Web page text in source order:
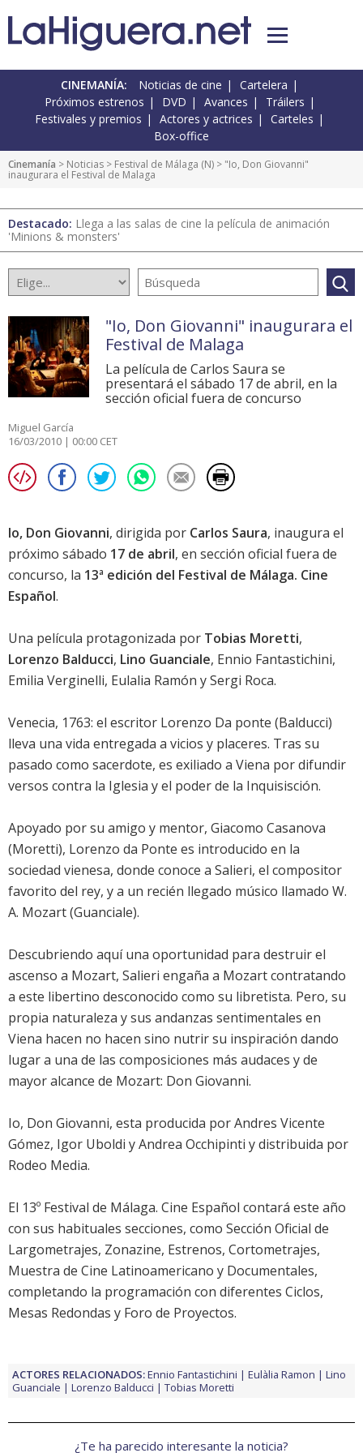
CINEMANÍA: Noticias de cine
Cartelera
Próximos estrenos
DVD Avances
Tráilers
Festivales y premios
Actores y actrices
Carteles
Box-office
Cinemanía > Noticias > Festival de Málaga (N) > "Io, Don Giovanni"
inaugurara el Festival de Malaga
Destacado: Llega a las salas de cine la película de animación
'Minions & monsters'
"Io, Don Giovanni" inaugurara el
Festival de Malaga
La película de Carlos Saura se
presentará el sábado 17 de abril, en la
sección oficial fuera de concurso
Miguel García
16/03/2010 | 00:00 CET
Io, Don Giovanni, dirigida por Carlos Saura, inaugura el
próximo sábado 17 de abril, en sección oficial fuera de
concurso, la 13ª edición del Festival de Málaga. Cine
Español.
Una película protagonizada por Tobias Moretti,
Lorenzo Balducci, Lino Guanciale, Ennio Fantastichini,
Emilia Verginelli, Eulalia Ramón y Sergi Roca.
Venecia, 1763: el escritor Lorenzo Da ponte (Balducci)
lleva una vida entregada a vicios y placeres. Tras su
pasado como sacerdote, es exiliado a Viena por difundir
versos contra la Iglesia y el poder de la Inquisisción.
Apoyado por su amigo y mentor, Giacomo Casanova
(Moretti), Lorenzo da Ponte es introducido en la
sociedad vienesa, donde conoce a Salieri, el compositor
favorito del rey, y a un recién llegado músico llamado W.
A. Mozart (Guanciale).
Descubriendo aquí una oportunidad para destruir el
ascenso a Mozart, Salieri engaña a Mozart contratando
a este libertino desconocido como su libretista. Pero, su
propia naturaleza y sus andanzas sentimentales en
Viena hacen no hacen sino nutrir su inspiración dando
lugar a una de las composiciones más audaces y de
mayor alcance de Mozart: Don Giovanni.
Io, Don Giovanni, esta producida por Andres Vicente
Gómez, Igor Uboldi y Andrea Occhipinti y distribuida por
Rodeo Media.
El 13º Festival de Málaga. Cine Español contará este año
con sus habituales secciones, como Sección Oficial de
Largometrajes, Zonazine, Estrenos, Cortometrajes,
Muestra de Cine Latinoamericano y Documentales,
completando la programación con diferentes Ciclos,
Mesas Redondas y Foro de Proyectos.
ACTORES RELACIONADOS:Ennio Fantastichini Eulàlia Ramon
Lino
Guanciale
Lorenzo Balducci Tobias Moretti
¿Te ha parecido interesante la noticia?